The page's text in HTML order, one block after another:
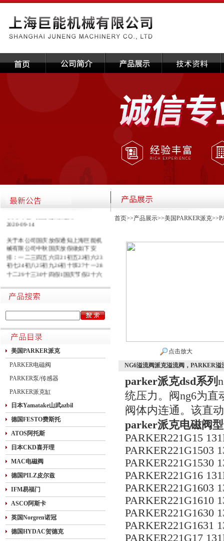
2020-09-14
关于本公司国庆放假通知上海巨能机
械有限公司中秋国庆放假做如下安
排：一二三四五六日21初五22初六23
初七24初八25初九26初十班27十一28
十二29十三30十四假1国庆节假2十六
假3十七假4十八假5十九假6二十假7
廿一假8廿二9廿三班10廿四11廿五10
月1日~8日放假调休，共8天。9月27
上班。在此期间如有进口产品需要采
购的客户，为避免您的货期受到影
响，请提前安排订货事宜。高速规定
如下1.高速免费规定时间：2020年10
月1日0时-10月8日24时，共8天
美国PARKER派克
PARKER电磁阀
PARKER泵/传感器
PARKER派克缸
日本Yamatake山武azbil
德国FESTO费斯托
ATOS阿托斯
日本CKD喜开理
MAC电磁阀
德国PILZ皮尔兹
IFM易福门
ASCO阿斯卡
英国Norgren诺冠
德国HYDAC贺德克
首页>>产品展示>>美国PARKER派克>>
点击放大
NG6溢流阀派克溢流阀，PARKER溢
parker派克dsd系列
统压力。阀ng6为直
阀体内连通。该直
parker派克电磁阀
PARKER221G15
PARKER221G1503
PARKER221G1530
PARKER221G16
PARKER221G1603
PARKER221G1610
PARKER221G1630
PARKER221G1631
PARKER221G17